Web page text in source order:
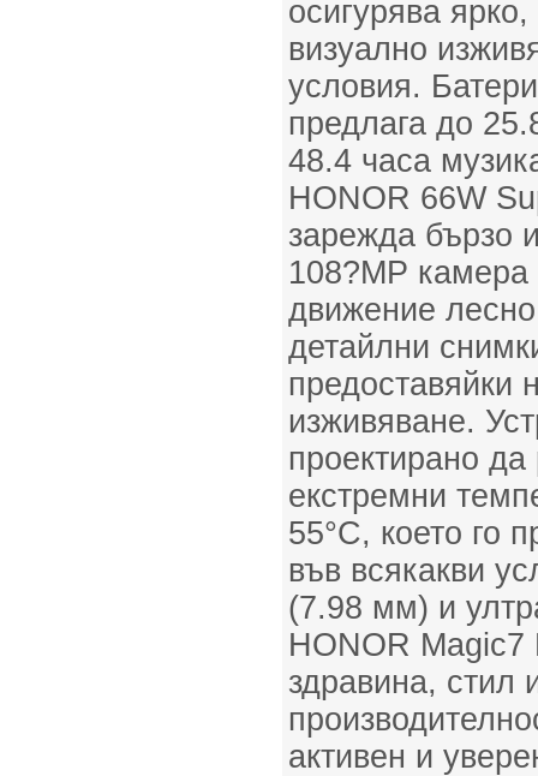
осигурява
визуално
условия.
предлага до
48.4 часа
HONOR 66W
зарежда бързо
108?MP
движение
детайлни
предоставяйки
изживяване.
проектирано
екстремни
55°C, което го
във всякакви
(7.98 мм) и
HONOR
здравина, стил
активен и